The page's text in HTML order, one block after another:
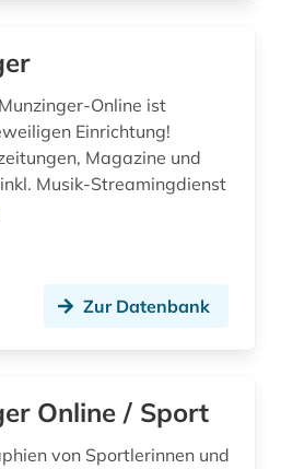
Online ist
Einrichtung!
Magazine und
Musik-Streamingdienst
Zur Datenbank
Online / Sport
von Sportlerinnen und